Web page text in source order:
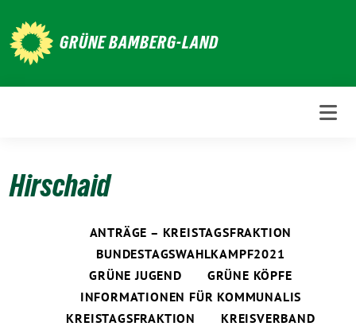
zum
Inhalt
GRÜNE BAMBERG-LAND
Hirschaid
ANTRÄGE – KREISTAGSFRAKTION
BUNDESTAGSWAHLKAMPF2021
GRÜNE JUGEND
GRÜNE KÖPFE
INFORMATIONEN FÜR KOMMUNALIS
KREISTAGSFRAKTION
KREISVERBAND